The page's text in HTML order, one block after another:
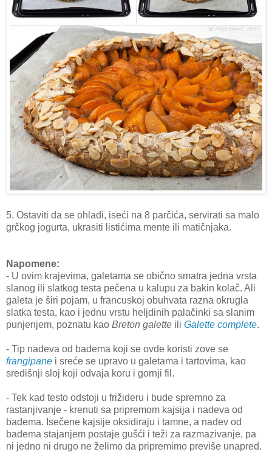
5. Ostaviti da se ohladi, iseći na 8 parčića, servirati sa malo
grčkog jogurta, ukrasiti listićima mente ili matičnjaka.
Napomene:
- U ovim krajevima, galetama se obično smatra jedna vrsta
slanog ili slatkog testa pečena u kalupu za bakin kolač. Ali
galeta je širi pojam, u francuskoj obuhvata razna okrugla
slatka testa, kao i jednu vrstu heljdinih palačinki sa slanim
punjenjem, poznatu kao Breton galette ili Galette complete.
- Tip nadeva od badema koji se ovde koristi zove se
frangipane i sreće se upravo u galetama i tartovima, kao
središnji sloj koji odvaja koru i gornji fil.
- Tek kad testo odstoji u frižideru i bude spremno za
rastanjivanje - krenuti sa pripremom kajsija i nadeva od
badema. Isečene kajsije oksidiraju i tamne, a nadev od
badema stajanjem postaje gušći i teži za razmazivanje, pa
ni jedno ni drugo ne želimo da pripremimo previše unapred.